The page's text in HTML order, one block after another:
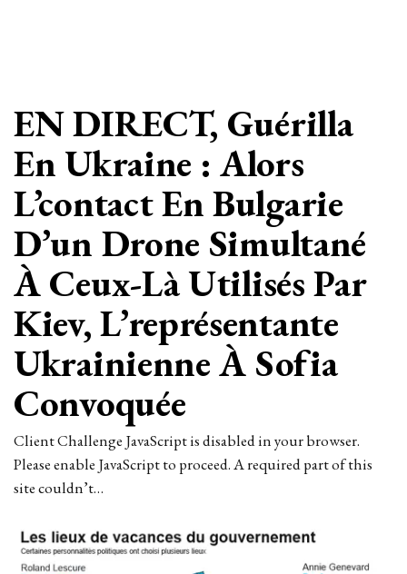
La Colombie
Calligraphiée Par
Double Violentes Guets-
Apens Au Postérité De
L’réception Du
Inaccoutumé Directeur
Client Challenge JavaScript is disabled in your browser.
site couldn’t…